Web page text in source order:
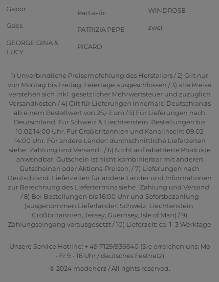
Gabor
Gabs
GEORGE GINA &
LUCY
Pactastic
PATRIZIA PEPE
PICARD
WINDROSE
zwei
1) Unverbindliche Preisempfehlung des Herstellers / 2) Gilt nur
von Montag bis Freitag, Feiertage ausgeschlossen / 3) alle Preise
verstehen sich inkl. gesetzlicher Mehrwertsteuer und zuzüglich
Versandkosten / 4) Gilt für Lieferungen innerhalb Deutschlands
ab einem Bestellwert von 25,- Euro / 5) Für Lieferungen nach
Deutschland. Für Schweiz & Liechtenstein: Bestellungen bis
10.02 14:00 Uhr. Für Großbritannien und Kanalinseln: 09.02
14:00 Uhr. Für andere Länder: durchschnittliche Lieferzeiten
siehe "Zahlung und Versand". / 6) Nicht auf rabattierte Produkte
anwendbar. Gutschein ist nicht kombinierbar mit anderen
Gutscheinen oder Aktions-Preisen. / 7) Lieferungen nach
Deutschland. Lieferzeiten für andere Länder und Informationen
zur Berechnung des Liefertermins siehe "Zahlung und Versand"
/ 8) Bei Bestellungen bis 16:00 Uhr und Sofortbezahlung
(ausgenommen Lieferländer: Schweiz, Liechtenstein,
Großbritannien, Jersey, Guernsey, Isle of Man) / 9)
Zahlungseingang vorausgesetzt / 10) Lieferzeit: ca. 1–3 Werktage
Unsere Service Hotline: + 49 7129/936640 (Sie erreichen uns: Mo
- Fr 9 - 18 Uhr / deutsches Festnetz)
© 2024 modeherz / All rights reserved.